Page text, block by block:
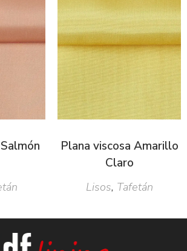
Plana viscosa Amarillo
Claro
Lisos, Tafetán